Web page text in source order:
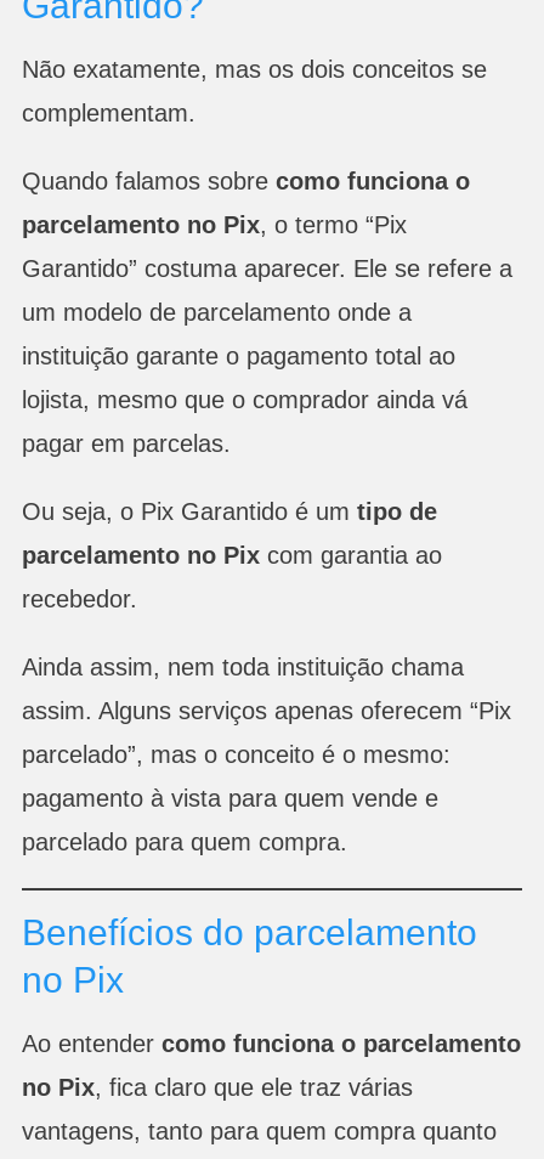
Não exatamente, mas os dois conceitos se
complementam.
Quando falamos sobre como funciona o
parcelamento no Pix, o termo “Pix
Garantido” costuma aparecer. Ele se refere a
um modelo de parcelamento onde a
instituição garante o pagamento total ao
lojista, mesmo que o comprador ainda vá
pagar em parcelas.
Ou seja, o Pix Garantido é um tipo de
parcelamento no Pixcom garantia ao
recebedor.
Ainda assim, nem toda instituição chama
assim. Alguns serviços apenas oferecem “Pix
parcelado”, mas o conceito é o mesmo:
pagamento à vista para quem vende e
parcelado para quem compra.
Benefícios do parcelamento
no Pix
Ao entender como funciona o parcelamento
no Pix, fica claro que ele traz várias
vantagens, tanto para quem compra quanto